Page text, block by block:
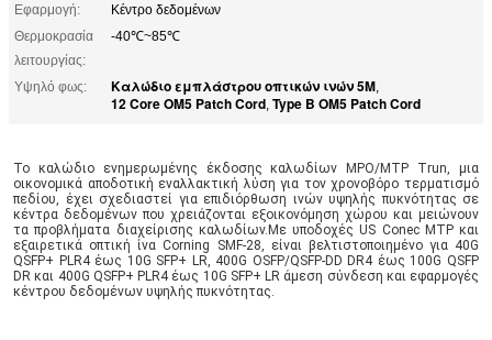
Εφαρμογή:
Κέντρο δεδομένων
Θερμοκρασία
λειτουργίας:
-40℃~85℃
Υψηλό φως: Καλώδιο εμπλάστρου οπτικών ινών 5M,
12 Core OM5 Patch Cord, Type B OM5 Patch Cord
Το καλώδιο ενημερωμένης έκδοσης καλωδίων MPO/MTP Trun, μια
οικονομικά αποδοτική εναλλακτική λύση για τον χρονοβόρο τερματισμό
πεδίου, έχει σχεδιαστεί για επιδιόρθωση ινών υψηλής πυκνότητας σε
κέντρα δεδομένων που χρειάζονται εξοικονόμηση χώρου και μειώνουν
τα προβλήματα διαχείρισης καλωδίων.Με υποδοχές US Conec MTP και
εξαιρετικά οπτική ίνα Corning SMF-28, είναι βελτιστοποιημένο για 40G
QSFP+ PLR4 έως 10G SFP+ LR, 400G OSFP/QSFP-DD DR4 έως 100G QSFP
DR και 400G QSFP+ PLR4 έως 10G SFP+ LR άμεση σύνδεση και εφαρμογές
κέντρου δεδομένων υψηλής πυκνότητας.